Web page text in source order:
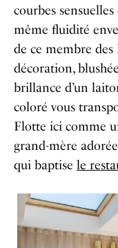
courbes
même fluidité
de ce membre
décoration,
brillance d’un
coloré vous
Flotte ici comme
grand-mère
qui baptise le